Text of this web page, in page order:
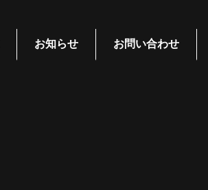
お知らせ お問い合わせ